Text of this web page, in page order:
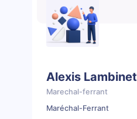
Alexis Lambinet
Marechal-ferrant
Maréchal-Ferrant